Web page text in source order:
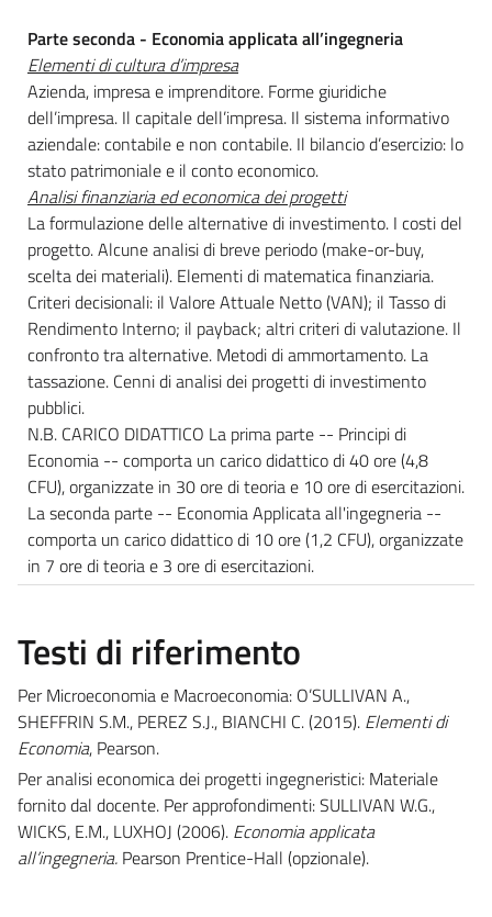
Parte seconda - Economia applicata all’ingegneria
Elementi di cultura d’impresa
Azienda, impresa e imprenditore. Forme giuridiche
dell’impresa. Il capitale dell’impresa. Il sistema informativo
aziendale: contabile e non contabile. Il bilancio d’esercizio: lo
stato patrimoniale e il conto economico.
Analisi finanziaria ed economica dei progetti
La formulazione delle alternative di investimento. I costi del
progetto. Alcune analisi di breve periodo (make-or-buy,
scelta dei materiali). Elementi di matematica finanziaria.
Criteri decisionali: il Valore Attuale Netto (VAN); il Tasso di
Rendimento Interno; il payback; altri criteri di valutazione. Il
confronto tra alternative. Metodi di ammortamento. La
tassazione. Cenni di analisi dei progetti di investimento
pubblici.
N.B. CARICO DIDATTICO La prima parte -- Principi di
Economia -- comporta un carico didattico di 40 ore (4,8
CFU), organizzate in 30 ore di teoria e 10 ore di esercitazioni.
La seconda parte -- Economia Applicata all'ingegneria --
comporta un carico didattico di 10 ore (1,2 CFU), organizzate
in 7 ore di teoria e 3 ore di esercitazioni.
Testi di riferimento
Per Microeconomia e Macroeconomia: O’SULLIVAN A.,
SHEFFRIN S.M., PEREZ S.J., BIANCHI C. (2015). Elementi di
Economia, Pearson.
Per analisi economica dei progetti ingegneristici: Materiale
fornito dal docente. Per approfondimenti: SULLIVAN W.G.,
WICKS, E.M., LUXHOJ (2006). Economia applicata
all’ingegneria. Pearson Prentice-Hall (opzionale).